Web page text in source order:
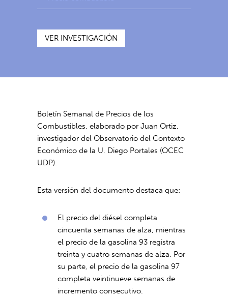
VER INVESTIGACIÓN
Boletín Semanal de Precios de los
Combustibles, elaborado por Juan Ortiz,
investigador del Observatorio del Contexto
Económico de la U. Diego Portales (OCEC
UDP).
Esta versión del documento destaca que:
El precio del diésel completa
cincuenta semanas de alza, mientras
el precio de la gasolina 93 registra
treinta y cuatro semanas de alza. Por
su parte, el precio de la gasolina 97
completa veintinueve semanas de
incremento consecutivo.